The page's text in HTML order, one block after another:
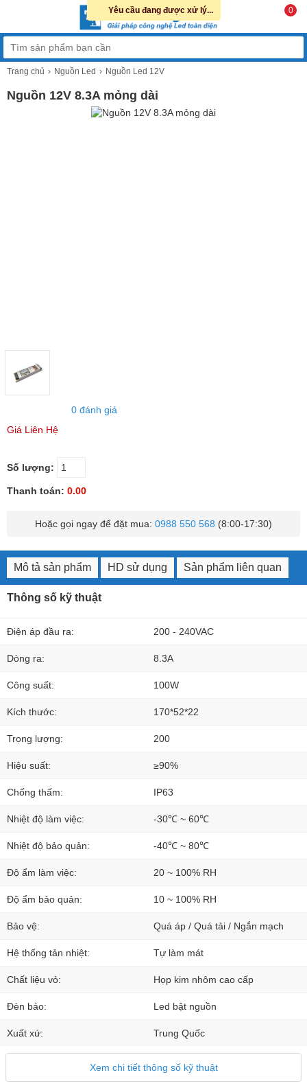
0
Trang chủ Nguồn Led Nguồn Led 12V
Nguồn 12V 8.3A mỏng dài
0 đánh giá
Giá Liên Hệ
Số lượng:
Thanh toán: 0.00
Hoặc gọi ngay để đặt mua: 0988 550 568 (8:00-17:30)
Mô tả sản phẩm HD sử dụng Sản phẩm liên quan
Thông số kỹ thuật
Điện áp đầu ra: 200 - 240VAC
Dòng ra: 8.3A
Công suất: 100W
Kích thước: 170*52*22
Trọng lượng: 200
Hiệu suất: ≥90%
Chống thấm: IP63
Nhiệt độ làm việc: -30℃ ~ 60℃
Nhiệt độ bảo quản: -40℃ ~ 80℃
Độ ẩm làm việc: 20 ~ 100% RH
Độ ẩm bảo quản: 10 ~ 100% RH
Bảo vệ: Quá áp / Quá tải / Ngắn mạch
Hệ thống tản nhiệt: Tự làm mát
Chất liệu vỏ: Họp kim nhôm cao cấp
Đèn báo: Led bật nguồn
Xuất xứ: Trung Quốc
Xem chi tiết thông số kỹ thuật
Yêu cầu đang được xử lý...